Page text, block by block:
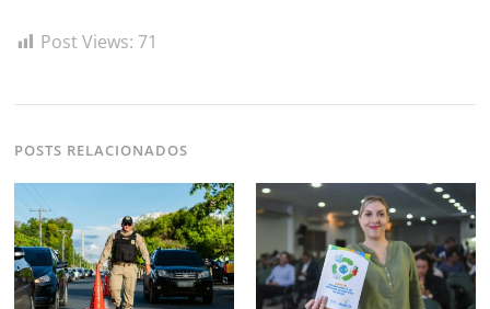
Post Views: 71
POSTS RELACIONADOS